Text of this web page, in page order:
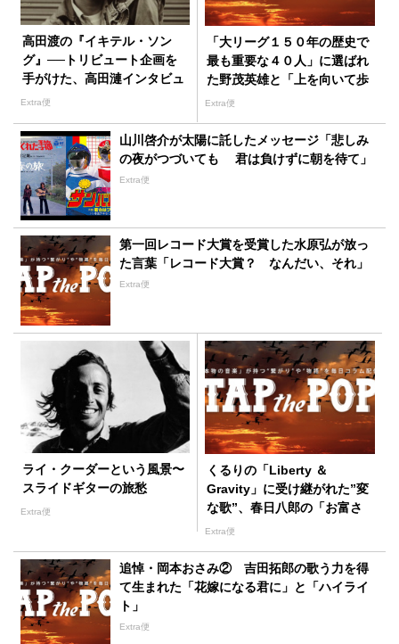
高田渡の『イキテル・ソン
グ』──トリビュート企画を
手がけた、高田漣インタビュ
ー 前編
Extra便
「大リーグ１５０年の歴史で
最も重要な４０人」に選ばれ
た野茂英雄と「上を向いて歩
こう」の不思議な関係
Extra便
山川啓介が太陽に託したメッセージ「悲しみ
の夜がつづいても 君は負けずに朝を待て」
Extra便
第一回レコード大賞を受賞した水原弘が放っ
た言葉「レコード大賞？ なんだい、それ」
Extra便
ライ・クーダーという風景〜
スライドギターの旅愁
Extra便
くるりの「Liberty ＆
Gravity」に受け継がれた”変
な歌”、春日八郎の「お富さ
ん」
Extra便
追悼・岡本おさみ② 吉田拓郎の歌う力を得
て生まれた「花嫁になる君に」と「ハイライ
ト」
Extra便